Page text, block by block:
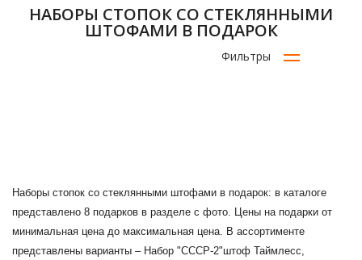
НАБОРЫ СТОПОК СО СТЕКЛЯННЫМИ
ШТОФАМИ В ПОДАРОК
Фильтры
Наборы стопок со стеклянными штофами в подарок: в каталоге
представлено 8 подарков в разделе с фото. Цены на подарки от
минимальная цена до максимальная цена. В ассортименте
представлены варианты – Набор "СССР-2"штоф Таймлесс,